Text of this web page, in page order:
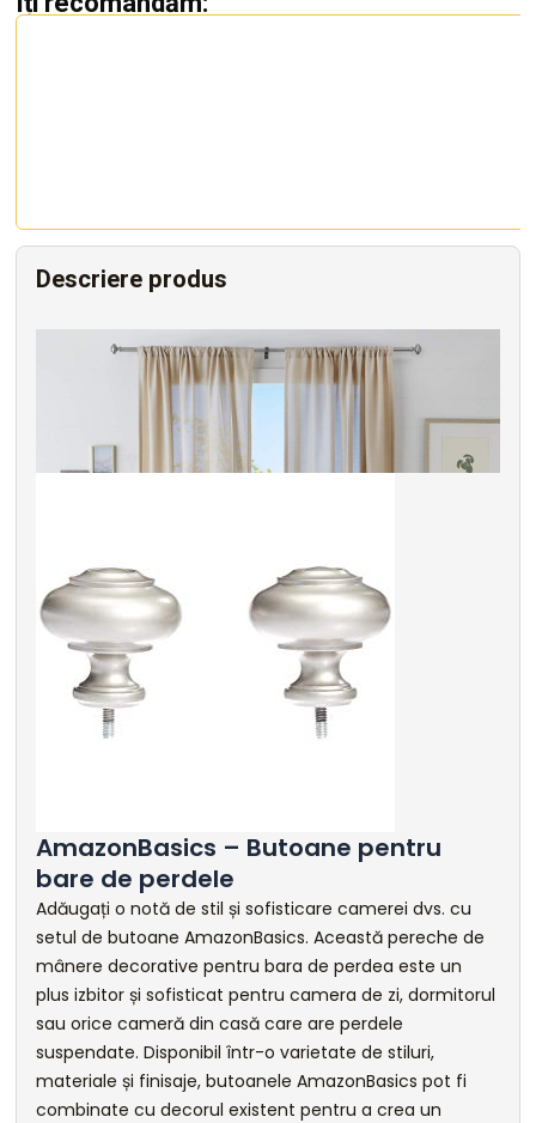
Descriere produs
AmazonBasics – Butoane pentru
bare de perdele
Adăugați o notă de stil și sofisticare camerei dvs. cu
setul de butoane AmazonBasics. Această pereche de
mânere decorative pentru bara de perdea este un
plus izbitor și sofisticat pentru camera de zi, dormitorul
sau orice cameră din casă care are perdele
suspendate. Disponibil într-o varietate de stiluri,
materiale și finisaje, butoanele AmazonBasics pot fi
combinate cu decorul existent pentru a crea un